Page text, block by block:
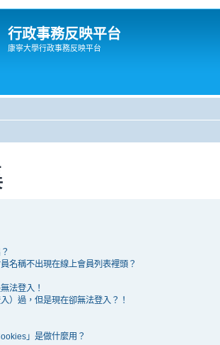
行政事務反映平台
康寧大學行政事務反映平台
名稱不出現在線上會員列表裡頭？
法登入！
）過，但是現在卻無法登入？！
」是做什麼用？